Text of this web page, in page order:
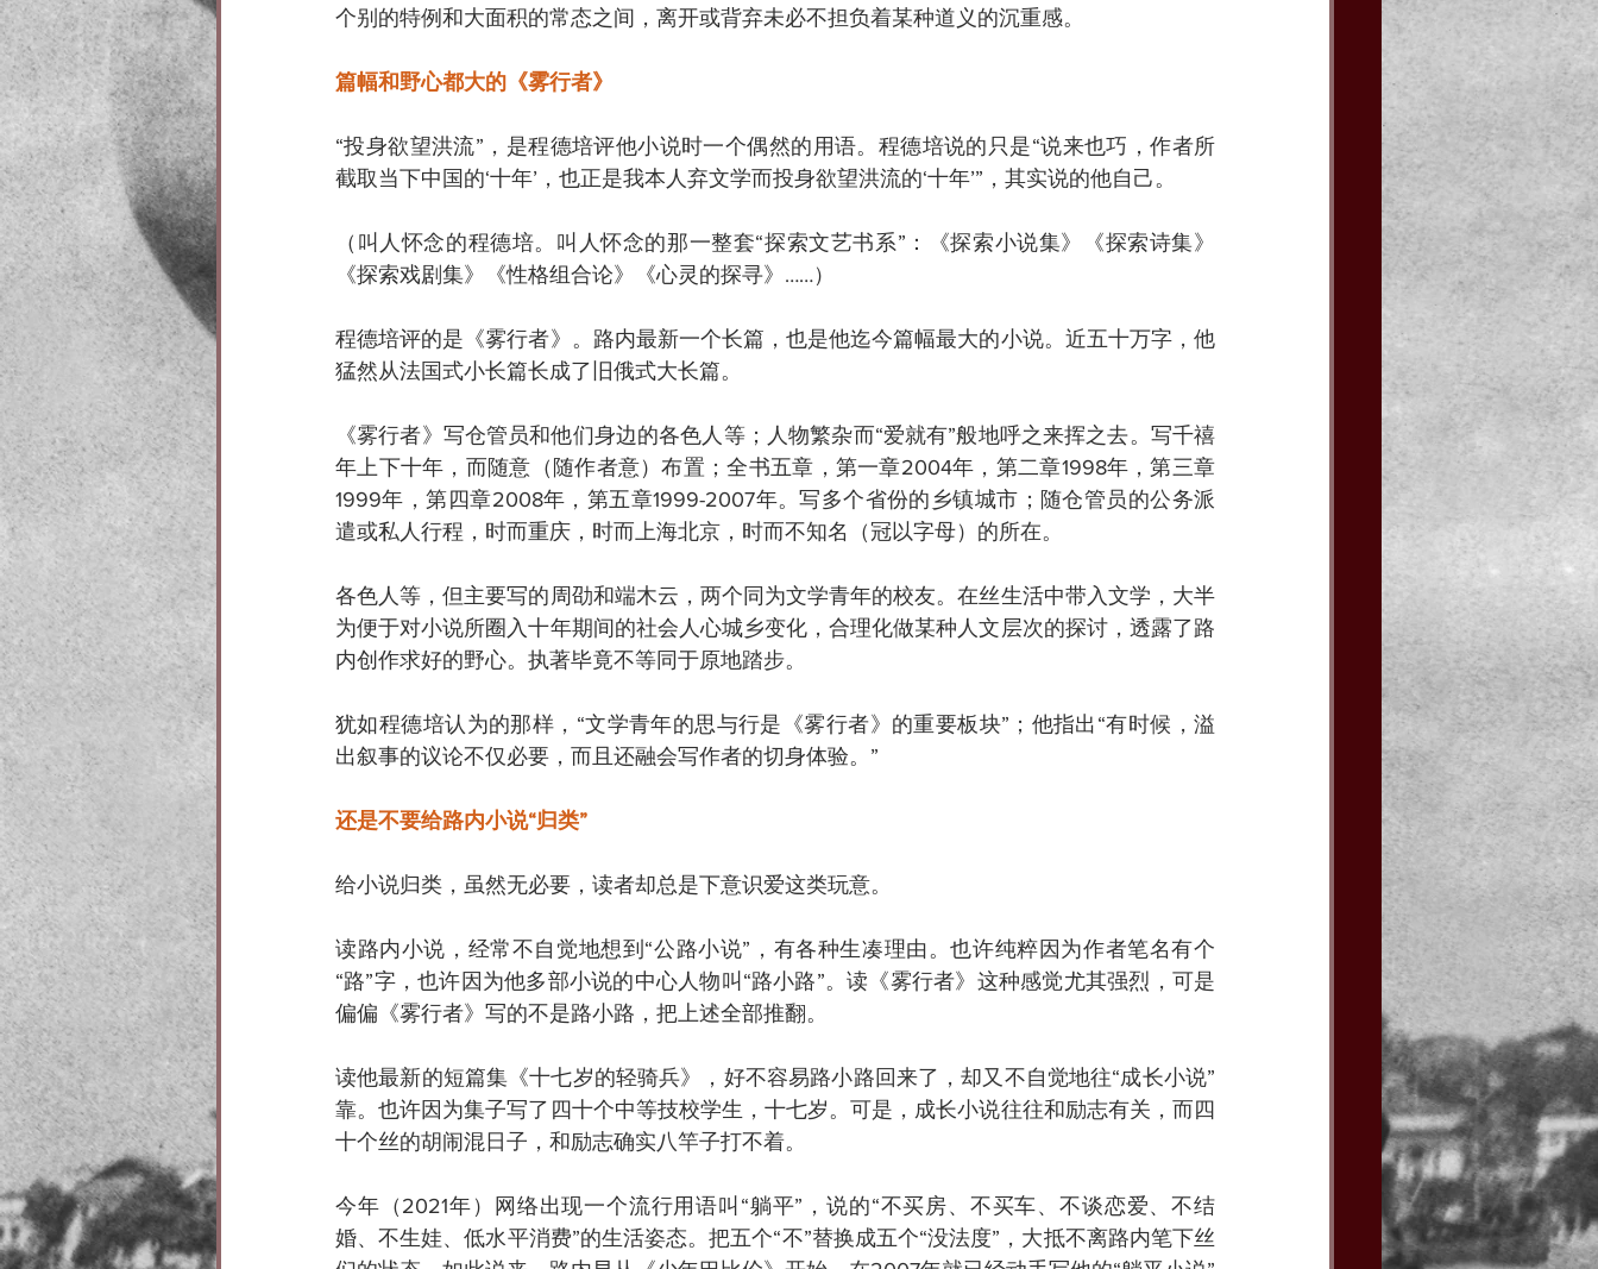
个别的特例和大面积的常态之间，离开或背弃未必不担负着某种道义的沉重感。
篇幅和野心都大的《雾行者》
“投身欲望洪流”，是程德培评他小说时一个偶然的用语。程德培说的只是“说来也巧，作者所
截取当下中国的‘十年’，也正是我本人弃文学而投身欲望洪流的‘十年’”，其实说的他自己。
（叫人怀念的程德培。叫人怀念的那一整套“探索文艺书系”：《探索小说集》《探索诗集》
《探索戏剧集》《性格组合论》《心灵的探寻》……）
程德培评的是《雾行者》。路内最新一个长篇，也是他迄今篇幅最大的小说。近五十万字，他
猛然从法国式小长篇长成了旧俄式大长篇。
《雾行者》写仓管员和他们身边的各色人等；人物繁杂而“爱就有”般地呼之来挥之去。写千禧
年上下十年，而随意（随作者意）布置；全书五章，第一章2004年，第二章1998年，第三章
1999年，第四章2008年，第五章1999-2007年。写多个省份的乡镇城市；随仓管员的公务派
遣或私人行程，时而重庆，时而上海北京，时而不知名（冠以字母）的所在。
各色人等，但主要写的周劭和端木云，两个同为文学青年的校友。在丝生活中带入文学，大半
为便于对小说所圈入十年期间的社会人心城乡变化，合理化做某种人文层次的探讨，透露了路
内创作求好的野心。执著毕竟不等同于原地踏步。
犹如程德培认为的那样，“文学青年的思与行是《雾行者》的重要板块”；他指出“有时候，溢
出叙事的议论不仅必要，而且还融会写作者的切身体验。”
还是不要给路内小说“归类”
给小说归类，虽然无必要，读者却总是下意识爱这类玩意。
读路内小说，经常不自觉地想到“公路小说”，有各种生凑理由。也许纯粹因为作者笔名有个
“路”字，也许因为他多部小说的中心人物叫“路小路”。读《雾行者》这种感觉尤其强烈，可是
偏偏《雾行者》写的不是路小路，把上述全部推翻。
读他最新的短篇集《十七岁的轻骑兵》，好不容易路小路回来了，却又不自觉地往“成长小说”
靠。也许因为集子写了四十个中等技校学生，十七岁。可是，成长小说往往和励志有关，而四
十个丝的胡闹混日子，和励志确实八竿子打不着。
今年（2021年）网络出现一个流行用语叫“躺平”，说的“不买房、不买车、不谈恋爱、不结
婚、不生娃、低水平消费”的生活姿态。把五个“不”替换成五个“没法度”，大抵不离路内笔下丝